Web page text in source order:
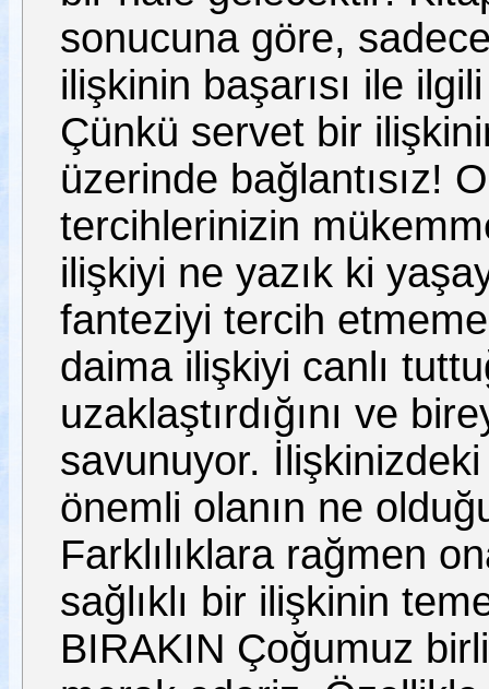
sonucuna göre,
ilişkinin başarısı ile
Çünkü servet bir
üzerinde bağlantısız!
tercihlerinizin
ilişkiyi ne yazık ki
fanteziyi tercih
daima ilişkiyi canlı
uzaklaştırdığını ve
savunuyor.
önemli olanın ne
Farklılıklara rağmen
sağlıklı bir ilişkinin
BIRAKIN Çoğumuz